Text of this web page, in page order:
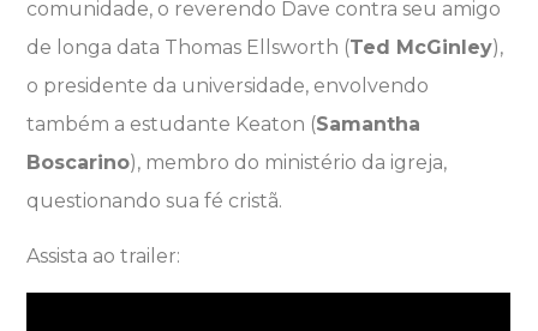
comunidade, o reverendo Dave contra seu amigo
de longa data Thomas Ellsworth (Ted McGinley),
o presidente da universidade, envolvendo
também a estudante Keaton (Samantha
Boscarino), membro do ministério da igreja,
questionando sua fé cristã.
Assista ao trailer: